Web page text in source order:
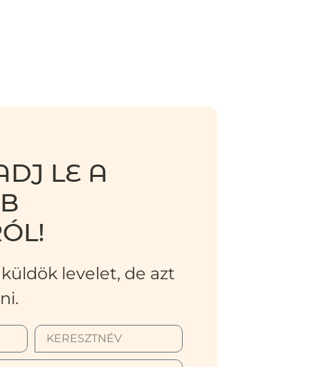
LE A
levelet, de azt